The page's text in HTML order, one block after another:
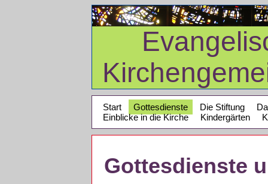
Start Gottesdienste Die Stiftung
Einblicke in die Kirche
Kindergärten
Gottesdienste